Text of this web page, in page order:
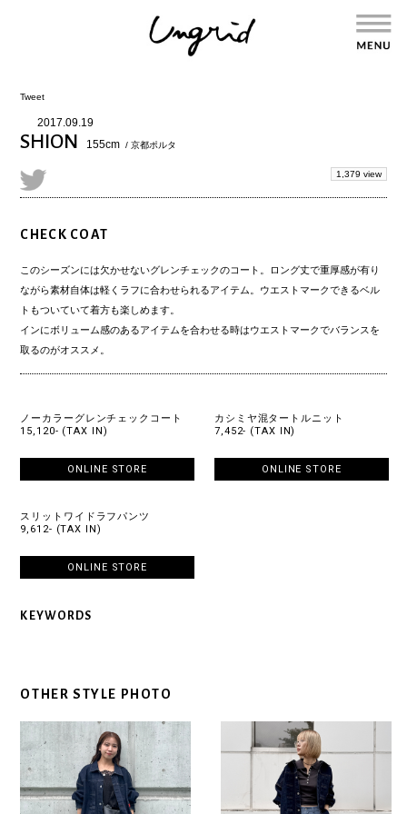
Tweet
2017.09.19
SHION 155cm / 京都ポルタ
1,379 view
CHECK COAT
このシーズンには欠かせないグレンチェックのコート。ロング丈で重厚感が有り
ながら素材自体は軽くラフに合わせられるアイテム。ウエストマークできるベル
トもついていて着方も楽しめます。
インにボリューム感のあるアイテムを合わせる時はウエストマークでバランスを
取るのがオススメ。
ノーカラーグレンチェックコート
15,120- (TAX IN)
ONLINE STORE
カシミヤ混タートルニット
7,452- (TAX IN)
ONLINE STORE
スリットワイドラフパンツ
9,612- (TAX IN)
ONLINE STORE
KEYWORDS
OTHER STYLE PHOTO